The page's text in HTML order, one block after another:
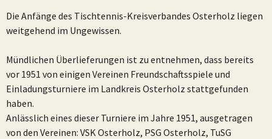
Die Anfänge des Tischtennis-Kreisverbandes Osterholz liegen
weitgehend im Ungewissen.
Mündlichen Überlieferungen ist zu entnehmen, dass bereits
vor 1951 von einigen Vereinen Freundschaftsspiele und
Einladungsturniere im Landkreis Osterholz stattgefunden
haben.
Anlässlich eines dieser Turniere im Jahre 1951, ausgetragen
von den Vereinen: VSK Osterholz, PSG Osterholz, TuSG